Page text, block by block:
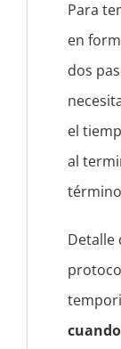
Para
en
dos
el
al
Detalle